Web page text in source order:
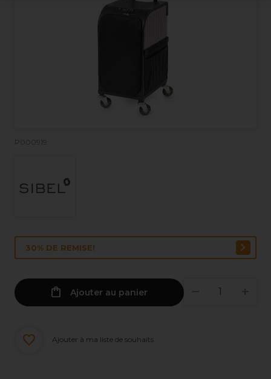
P000919
30% DE REMISE!
Ajouter au panier
Ajouter à ma liste de souhaits